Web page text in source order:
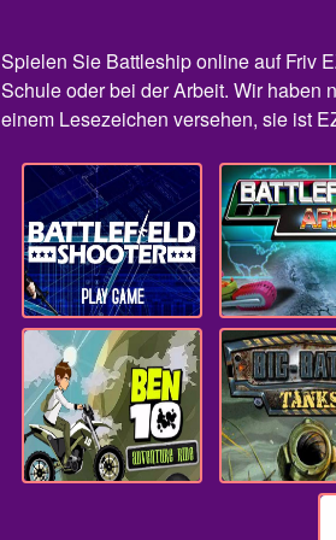
Spielen Sie Battleship online auf Friv
Schule oder bei der Arbeit. Wir haben
einem Lesezeichen versehen, sie ist